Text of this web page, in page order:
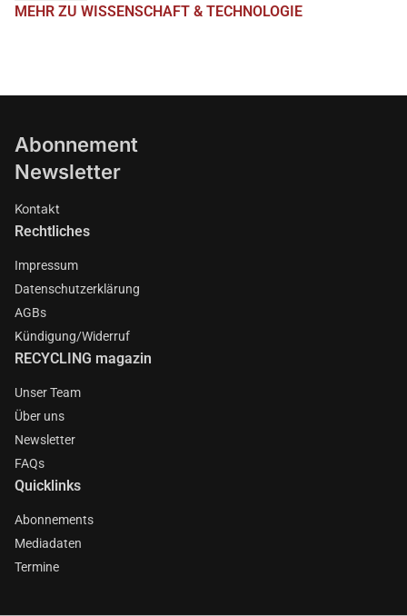
MEHR ZU WISSENSCHAFT & TECHNOLOGIE
Abonnement
Newsletter
Kontakt
Rechtliches
Impressum
Datenschutzerklärung
AGBs
Kündigung/Widerruf
RECYCLING magazin
Unser Team
Über uns
Newsletter
FAQs
Quicklinks
Abonnements
Mediadaten
Termine